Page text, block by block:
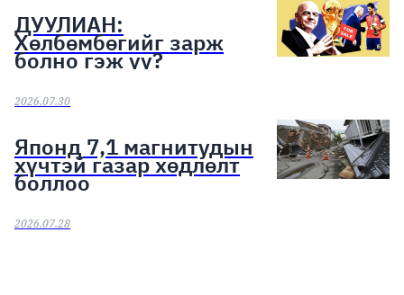
ДУУЛИАН:
Хөлбөмбөгийг зарж
болно гэж үү?
2026.07.30
Японд 7,1 магнитудын
хүчтэй газар хөдлөлт
боллоо
2026.07.28